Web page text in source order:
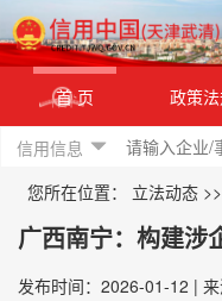
首 页 政策
信用信息
您所在位置： 立法动态 >>
广西南宁：构建涉
发布时间：2026-01-12 |